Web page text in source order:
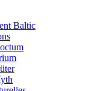
Baltic